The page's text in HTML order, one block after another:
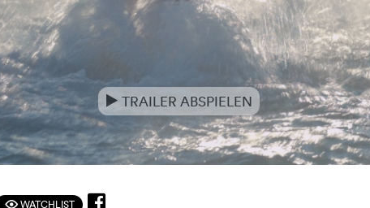
e TRAILER ABSPIELEN
FWATCHLIST